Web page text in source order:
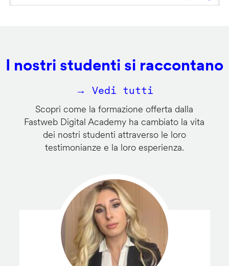
I nostri studenti si raccontano
→ Vedi tutti
Scopri come la formazione offerta dalla
Fastweb Digital Academy ha cambiato la vita
dei nostri studenti attraverso le loro
testimonianze e la loro esperienza.